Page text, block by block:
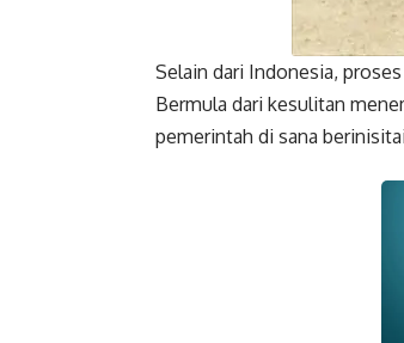
Selain dari Indonesia,
Bermula dari kesulitan
pemerintah di sana